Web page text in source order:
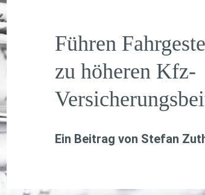
Führen
zu höheren Kfz-
Ein Beitrag von Stefan